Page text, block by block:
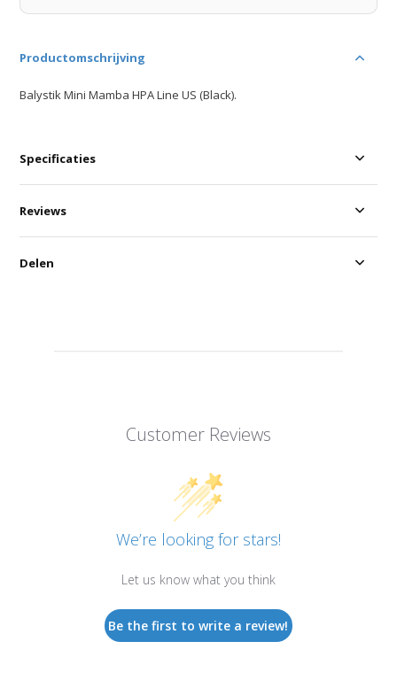
Productomschrijving
Balystik Mini Mamba HPA Line US (Black).
Specificaties
Customer Reviews
We’re looking for stars!
Let us know what you think
Be the first to write a review!
Reviews
Delen